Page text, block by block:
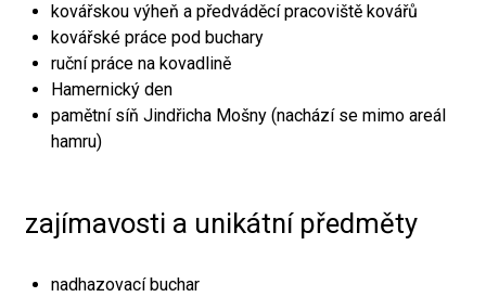
kovářskou výheň a předváděcí pracoviště kovářů
kovářské práce pod buchary
ruční práce na kovadlině
Hamernický den
pamětní síň Jindřicha Mošny (nachází se mimo areál
hamru)
zajímavosti a unikátní předměty
nadhazovací buchar